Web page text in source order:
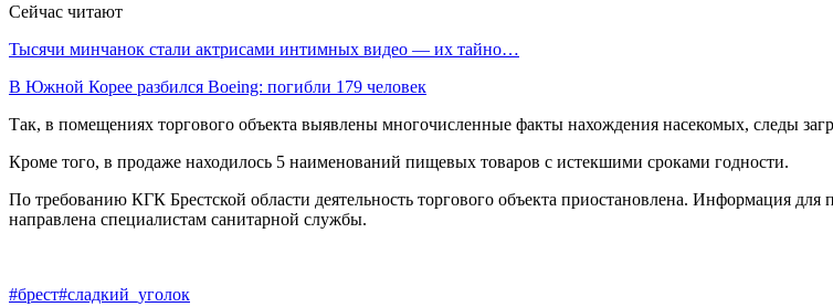
Сейчас читают
Тысячи минчанок стали актрисами интимных видео — их тайно…
В Южной Корее разбился Boeing: погибли 179 человек
Так, в помещениях торгового объекта выявлены многочисленные факты нахождения насекомых, следы
Кроме того, в продаже находилось 5 наименований пищевых товаров с истекшими сроками годности.
По требованию КГК Брестской области деятельность торгового объекта приостановлена. Информация
направлена специалистам санитарной службы.
#брест#сладкий_уголок